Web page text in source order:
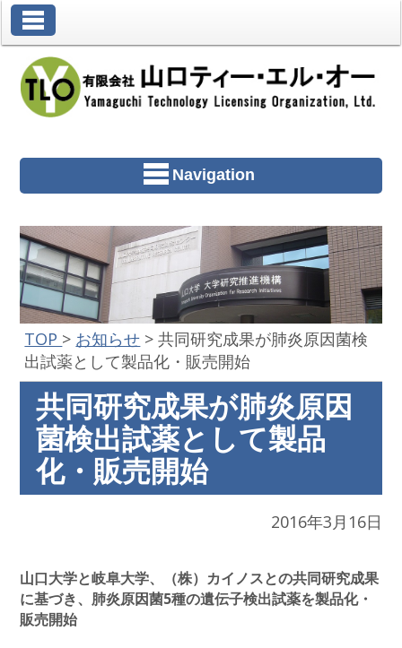
Navigation
TOP > お知らせ >共同研究成果が肺炎原因菌検
出試薬として製品化・販売開始
共同研究成果が肺炎原因
菌検出試薬として製品
化・販売開始
2016年3月16日
山口大学と岐阜大学、（株）カイノスとの共同研究成果
に基づき、肺炎原因菌5種の遺伝子検出試薬を製品化・
販売開始